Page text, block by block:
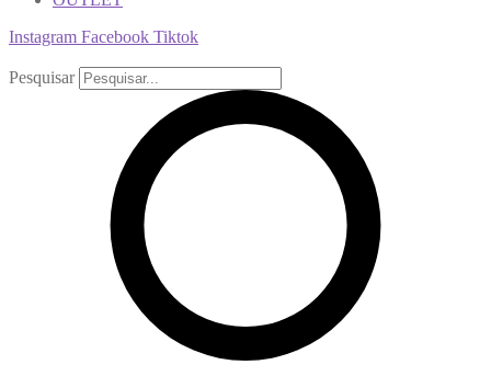
Instagram Facebook Tiktok
Pesquisar